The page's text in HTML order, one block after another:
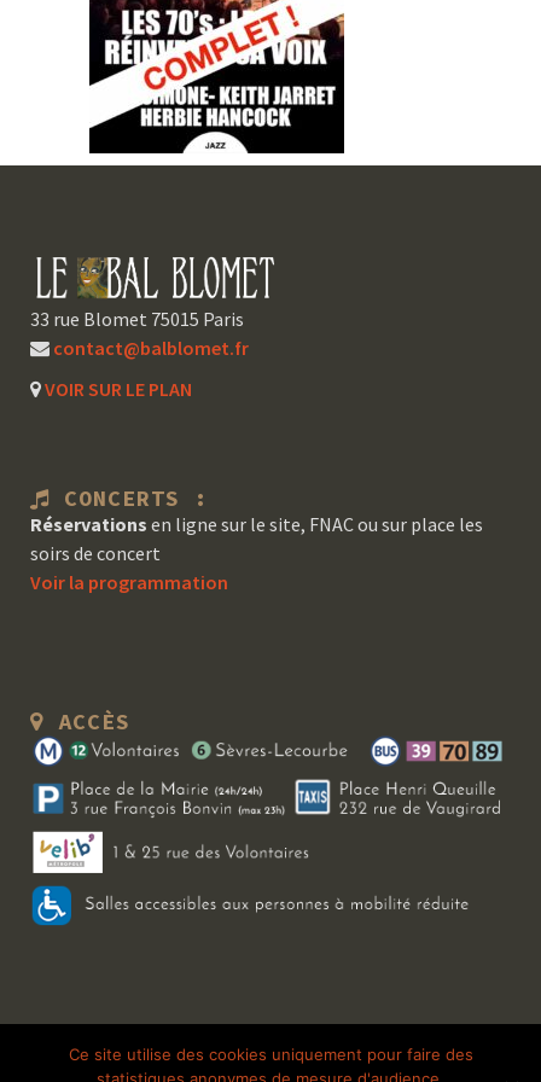
33 rue Blomet 75015 Paris
contact@balblomet.fr
VOIR SUR LE PLAN
CONCERTS :
Réservations en ligne sur le site, FNAC ou sur place les
soirs de concert
Voir la programmation
ACCÈS
Copyright 2026 Le Bal Blomet | Tous droits réservés | Mentions légales
Ce site utilise des cookies uniquement pour faire des